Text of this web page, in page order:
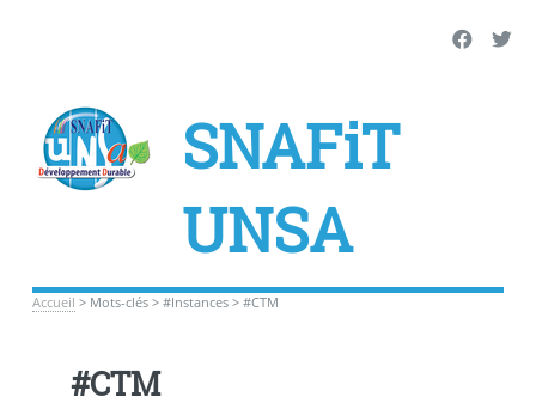
SNAFiT
UNSA
Accueil > Mots-clés> #Instances> #CTM
#CTM